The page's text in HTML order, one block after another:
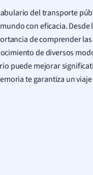
del transporte
con eficacia.
de comprender
de diversos
puede mejorar
te garantiza un